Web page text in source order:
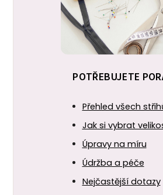
POTŘEBUJETE
Přehled všech
Jak si vybrat
Úpravy na míru
Údržba a péče
Nejčastější dotazy